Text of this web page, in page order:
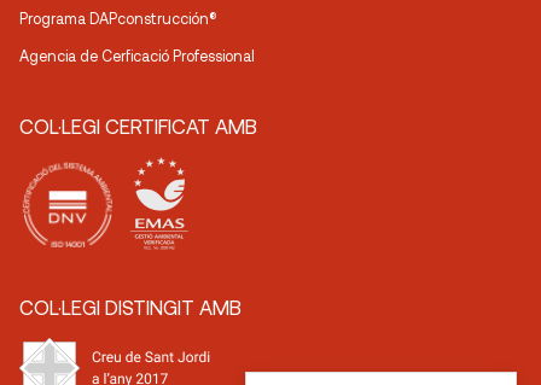
Programa DAPconstrucción®
Agencia de Cerficació Professional
COL·LEGI CERTIFICAT AMB
COL·LEGI DISTINGIT AMB